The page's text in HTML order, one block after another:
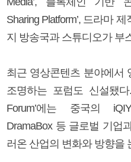
Sharing Platform’, 드라마 제
지 방송국과 스튜디오가 부
최근 영상콘텐츠 분야에서
조명하는 포럼도 신설됐
Forum’에는 중국의
DramaBox 등 글로벌 기업
러온 산업의 변화와 방향을